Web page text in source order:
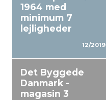
1964 med
minimum 7
lejligheder
12/2019
Det Byggede
Danmark -
magasin 3